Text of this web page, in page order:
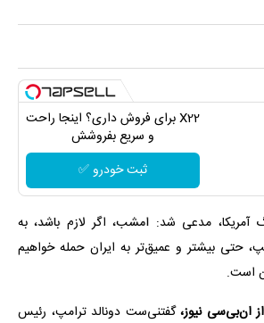
X22 برای فروش داری؟ اینجا راحت
و سریع بفروشش
ثبت خودرو ✅
مدعی شد: امشب، اگر لازم باشد، به
حتی بیشتر و عمیق‌تر به ایران حمله خواهیم
است.
ان‌بی‌سی‌ نیوز،گفتنی‌ست دونالد ترامپ، رئیس